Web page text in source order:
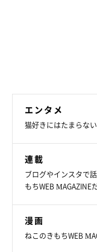
エンタメ
猫好きにはたまらな
連載
ブログやインスタで
もちWEB MAGAZINE
漫画
ねこのきもちWEB